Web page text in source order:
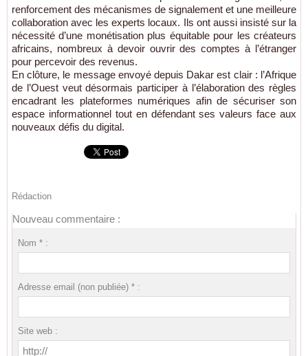
renforcement des mécanismes de signalement et une meilleure
collaboration avec les experts locaux. Ils ont aussi insisté sur la
nécessité d’une monétisation plus équitable pour les créateurs
africains, nombreux à devoir ouvrir des comptes à l’étranger
pour percevoir des revenus.
En clôture, le message envoyé depuis Dakar est clair : l’Afrique
de l’Ouest veut désormais participer à l’élaboration des règles
encadrant les plateformes numériques afin de sécuriser son
espace informationnel tout en défendant ses valeurs face aux
nouveaux défis du digital.
Rédaction
Nouveau commentaire :
Nom * :
Adresse email (non publiée) * :
Site web :